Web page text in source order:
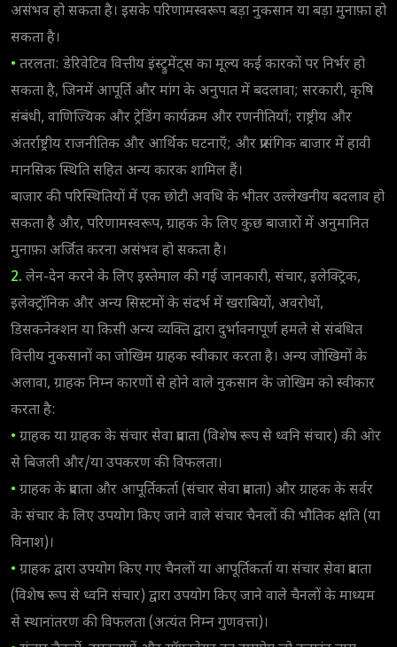
असंभव हो सकता है। इसके परिणामस्वरूप बड़ा नुकसान या बड़ा मुनाफ़ा हो
सकता है।
• तरलता: डेरिवेटिव वित्तीय इंस्ट्रुमेंट्स का मूल्य कई कारकों पर निर्भर हो
सकता है, जिनमें आपूर्ति और मांग के अनुपात में बदलावा; सरकारी, कृषि
संबंधी, वाणिज्यिक और ट्रेडिंग कार्यक्रम और रणनीतियाँ; राष्ट्रीय और
अंतर्राष्ट्रीय राजनीतिक और आर्थिक घटनाएँ; और प्रासंगिक बाजार में हावी
मानसिक स्थिति सहित अन्य कारक शामिल हैं।
बाजार की परिस्थितियों में एक छोटी अवधि के भीतर उल्लेखनीय बदलाव हो
सकता है और, परिणामस्वरूप, ग्राहक के लिए कुछ बाजारों में अनुमानित
मुनाफ़ा अर्जित करना असंभव हो सकता है।
2. लेन-देन करने के लिए इस्तेमाल की गई जानकारी, संचार, इलेक्ट्रिक,
इलेक्ट्रॉनिक और अन्य सिस्टमों के संदर्भ में खराबियों, अवरोधों,
डिसकनेक्शन या किसी अन्य व्यक्ति द्वारा दुर्भावनापूर्ण हमले से संबंधित
वित्तीय नुकसानों का जोखिम ग्राहक स्वीकार करता है। अन्य जोखिमों के
अलावा, ग्राहक निम्न कारणों से होने वाले नुकसान के जोखिम को स्वीकार
करता है:
• ग्राहक या ग्राहक के संचार सेवा प्रदाता (विशेष रूप से ध्वनि संचार) की ओर
से बिजली और/या उपकरण की विफलता।
• ग्राहक के प्रदाता और आपूर्तिकर्ता (संचार सेवा प्रदाता) और ग्राहक के सर्वर
के संचार के लिए उपयोग किए जाने वाले संचार चैनलों की भौतिक क्षति (या
विनाश)।
• ग्राहक द्वारा उपयोग किए गए चैनलों या आपूर्तिकर्ता या संचार सेवा प्रदाता
(विशेष रूप से ध्वनि संचार) द्वारा उपयोग किए जाने वाले चैनलों के माध्यम
से स्थानांतरण की विफलता (अत्यंत निम्न गुणवत्ता)।